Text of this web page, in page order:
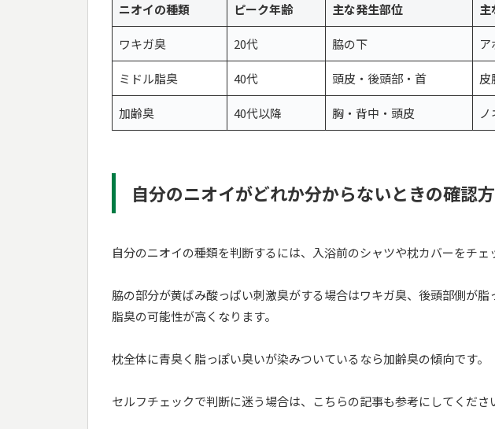
ニオイの種類 ピーク年齢 主な発生部位
ワキガ臭 20代 脇の下
ミドル脂臭 40代 頭皮・後頭部・首 皮
加齢臭 40代以降 胸・背中・頭皮
自分のニオイがどれか分からないときの確認
自分のニオイの種類を判断するには、入浴前のシャツや枕カバーをチェ
脇の部分が黄ばみ酸っぱい刺激臭がする場合はワキガ臭、後頭部側が
脂臭の可能性が高くなります。
枕全体に青臭く脂っぽい臭いが染みついているなら加齢臭の傾向です。
セルフチェックで判断に迷う場合は、こちらの記事も参考にしてくださ